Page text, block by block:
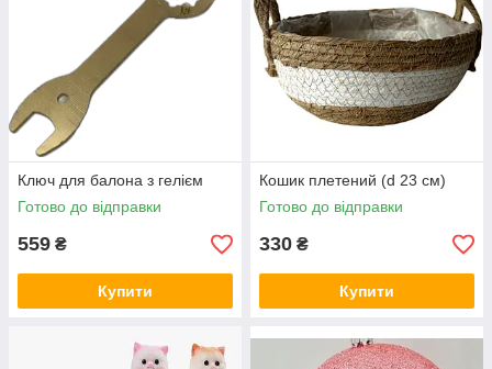
Ключ для балона з гелієм
Готово до відправки
559 ₴
Купити
Кошик плетений (d 23 см)
Готово до відправки
330 ₴
Купити